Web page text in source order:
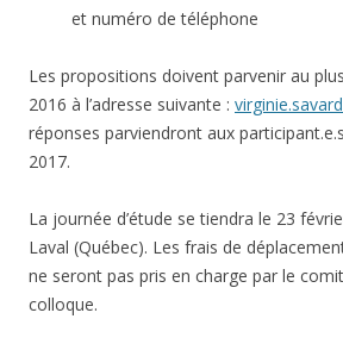
et numéro de téléphone
Les propositions doivent parvenir au
2016 à l’adresse suivante :
réponses parviendront aux
2017.
La journée d’étude se tiendra le 23
Laval (Québec). Les frais de
ne seront pas pris en charge par le
colloque.